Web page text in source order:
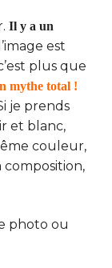
Il y a un
est
plus que
mythe total !
je prends
et blanc,
couleur,
composition,
photo ou